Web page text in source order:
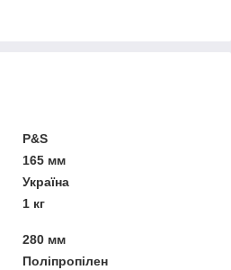
P&S
165 мм
Україна
1 кг
280 мм
Поліпропілен